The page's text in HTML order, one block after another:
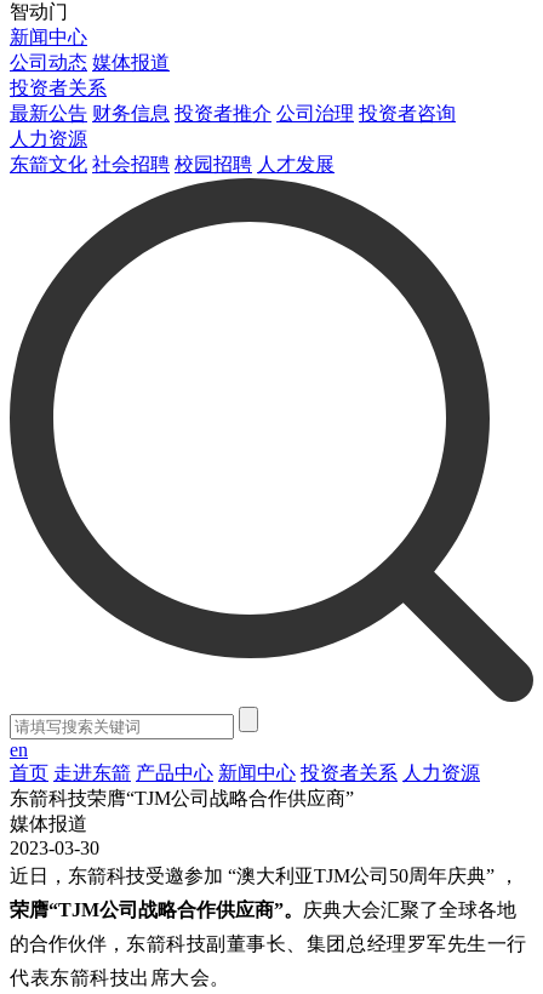
智动门
新闻中心
公司动态 媒体报道
投资者关系
最新公告 财务信息 投资者推介 公司治理 投资者咨询
人力资源
东箭文化 社会招聘 校园招聘 人才发展
en
首页 走进东箭 产品中心 新闻中心 投资者关系 人力资源
东箭科技荣膺“TJM公司战略合作供应商”
媒体报道
2023-03-30
近日，东箭科技受邀参加 “澳大利亚TJM公司50周年庆典” ，
荣膺“TJM公司战略合作供应商”。 庆典大会汇聚了全球各地
的合作伙伴， 东箭科技副董事长、集团总经理罗军先生一行
代表东箭科技出席大会。